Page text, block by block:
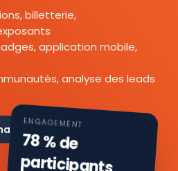
billetterie,
application mobile,
analyse des leads
une démo
ENGAGEMENT
78 % de
participants